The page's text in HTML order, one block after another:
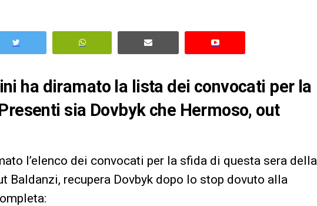
ha diramato la lista dei convocati per la
sia Dovbyk che Hermoso, out
l’elenco dei convocati per la sfida di questa sera della
Baldanzi, recupera Dovbyk dopo lo stop dovuto alla